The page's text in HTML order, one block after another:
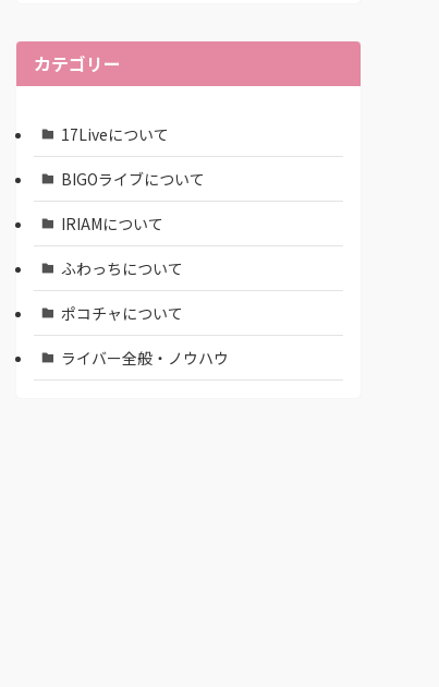
カテゴリー
17Liveについて
BIGOライブについて
IRIAMについて
ふわっちについて
ポコチャについて
ライバー全般・ノウハウ